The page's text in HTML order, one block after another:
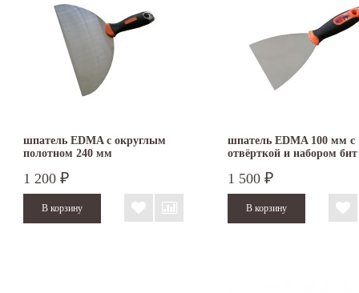
шпатель EDMA с округлым
полотном 240 мм
1 200 ₽
шпатель EDMA 100 мм с
отвёрткой и набором бит
1 500 ₽